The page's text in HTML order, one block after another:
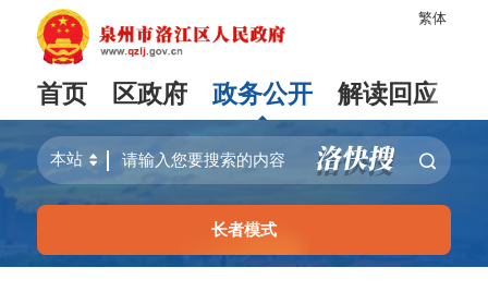
繁体
首页 区政府 政务公开 解读回应
长者模式